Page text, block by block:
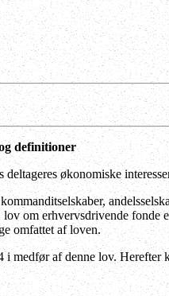
definitioner
økonomiske
lov om erhvervsdrivende fonde
omfattet af loven.
medfør af denne lov. Herefter